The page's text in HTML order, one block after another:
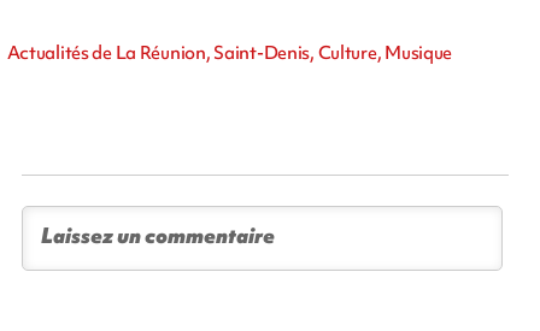
Actualités de La Réunion, Saint-Denis, Culture, Musique